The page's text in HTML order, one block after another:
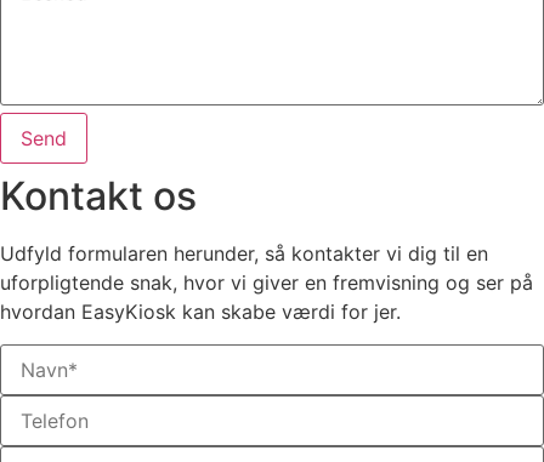
Send
Kontakt os
Udfyld formularen herunder, så kontakter vi dig til en
uforpligtende snak, hvor vi giver en fremvisning og ser på
hvordan EasyKiosk kan skabe værdi for jer.